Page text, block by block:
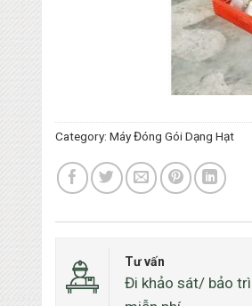
Category: Máy Đóng Gói Dạng Hạt
Tư vấn
Đi khảo sát/ bảo